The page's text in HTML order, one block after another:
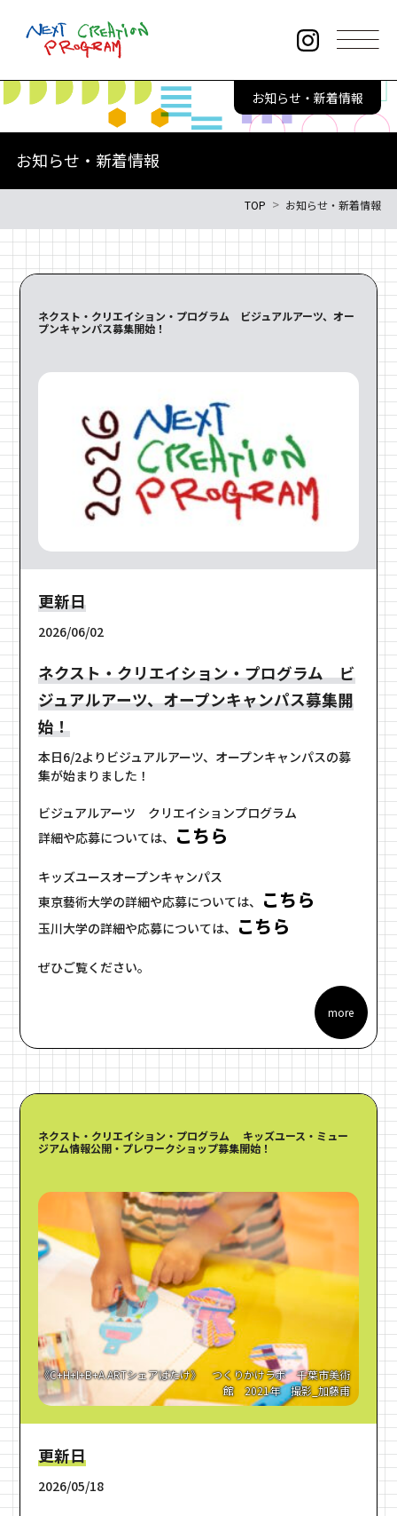
本事業について
講師からのメッセージ
プログラムレポート
アーカイブムービー
プライバシーポリシー
ウェブアクセシビリティ
Jp En やさしい日本語
撮影：中島古英
提供：Museum Start あいうえの
お知らせ・新着情報
お知らせ・新着情報
TOP お知らせ・新着情報
ネクスト・クリエイション・プログラム ビジュアルアーツ、オー
プンキャンパス募集開始！
更新日
2026/06/02
ネクスト・クリエイション・プログラム ビ
ジュアルアーツ、オープンキャンパス募集開
始！
本日6/2よりビジュアルアーツ、オープンキャンパスの募
集が始まりました！
ビジュアルアーツ クリエイションプログラム
詳細や応募については、 こちら
キッズユースオープンキャンパス
東京藝術大学の詳細や応募については、 こちら
玉川大学の詳細や応募については、 こちら
ぜひご覧ください。
more
ネクスト・クリエイション・プログラム キッズユース・ミュー
ジアム情報公開・プレワークショップ募集開始！
《C+H+I+B+A ARTシェアばたけ》 つくりかけラボ 千葉市美術
館 2021年 撮影_加藤甫
更新日
2026/05/18